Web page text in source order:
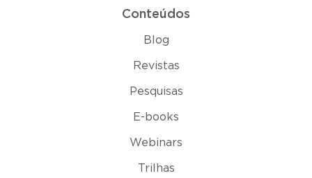
Conteúdos
Blog
Revistas
Pesquisas
E-books
Webinars
Trilhas